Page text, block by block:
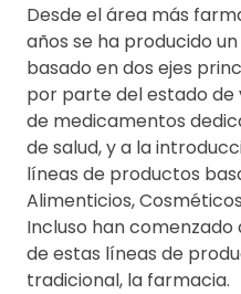
Desde el área más
años se ha producido
basado en dos ejes
por parte del estado
de medicamentos
de salud, y a la
líneas de productos
Alimenticios,
Incluso han
de estas líneas de
tradicional, la farmacia.